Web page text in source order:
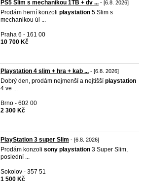
PS5 Slim s mechanikou 1TB + dv ... - [6.8. 2026]
Prodám herní konzoli playstation 5 Slim s
mechanikou úl ...
Praha 6 - 161 00
10 700 Kč
Playstation 4 slim + hra + kab ... - [6.8. 2026]
Dobrý den, prodám nejmenší a nejtišší playstation
4 ve ...
Brno - 602 00
2 300 Kč
PlayStation 3 super Slim - [6.8. 2026]
Prodám konzoli sony playstation 3 Super Slim,
poslední ...
Sokolov - 357 51
1 500 Kč